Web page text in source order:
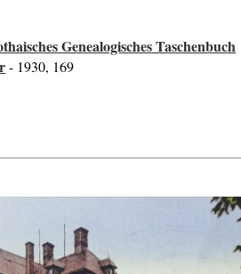
Genealogisches Taschenbuch
- 1930, 169